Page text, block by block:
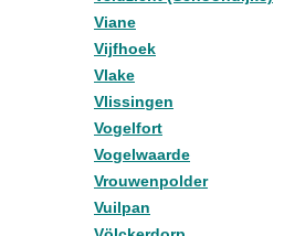
Viane
Vijfhoek
Vlake
Vlissingen
Vogelfort
Vogelwaarde
Vrouwenpolder
Vuilpan